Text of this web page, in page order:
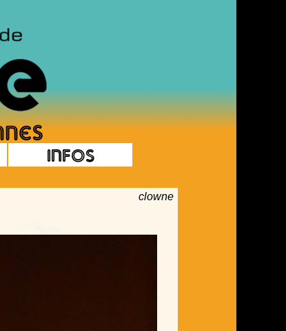
Infos
clowne